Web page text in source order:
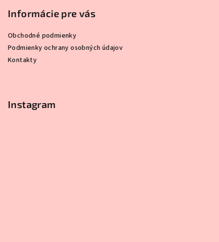
Informácie pre vás
Obchodné podmienky
Podmienky ochrany osobných údajov
Kontakty
Instagram